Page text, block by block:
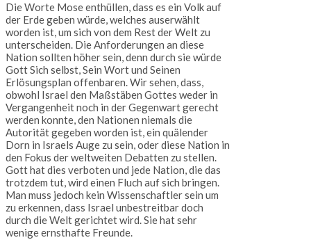
Die Worte Mose enthüllen, dass es ein Volk auf
der Erde geben würde, welches auserwählt
worden ist, um sich von dem Rest der Welt zu
unterscheiden. Die Anforderungen an diese
Nation sollten höher sein, denn durch sie würde
Gott Sich selbst, Sein Wort und Seinen
Erlösungsplan offenbaren. Wir sehen, dass,
obwohl Israel den Maßstäben Gottes weder in
Vergangenheit noch in der Gegenwart gerecht
werden konnte, den Nationen niemals die
Autorität gegeben worden ist, ein quälender
Dorn in Israels Auge zu sein, oder diese Nation in
den Fokus der weltweiten Debatten zu stellen.
Gott hat dies verboten und jede Nation, die das
trotzdem tut, wird einen Fluch auf sich bringen.
Man muss jedoch kein Wissenschaftler sein um
zu erkennen, dass Israel unbestreitbar doch
durch die Welt gerichtet wird. Sie hat sehr
wenige ernsthafte Freunde.